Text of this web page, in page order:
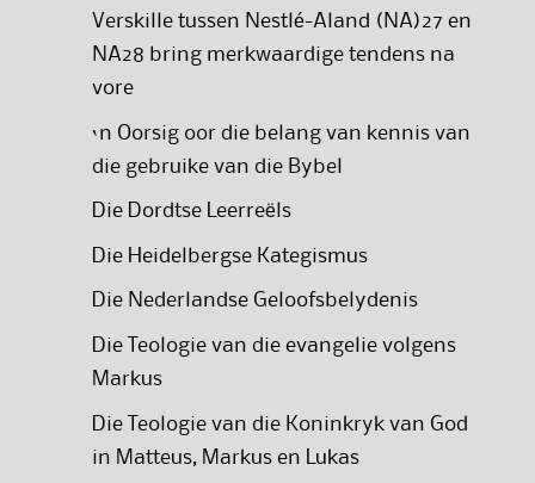
Verskille tussen Nestlé-Aland (NA)27 en
NA28 bring merkwaardige tendens na
vore
‘n Oorsig oor die belang van kennis van
die gebruike van die Bybel
Die Dordtse Leerreëls
Die Heidelbergse Kategismus
Die Nederlandse Geloofsbelydenis
Die Teologie van die evangelie volgens
Markus
Die Teologie van die Koninkryk van God
in Matteus, Markus en Lukas